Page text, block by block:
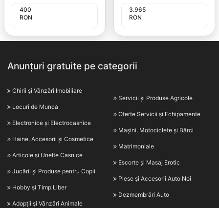
400
RON
3.965
RON
Anunțuri gratuite pe categorii
Chirii și Vânzări Imobiliare
Locuri de Muncă
Electronice și Electrocasnice
Haine, Accesorii și Cosmetice
Articole și Unelte Casnice
Jucării și Produse pentru Copii
Hobby și Timp Liber
Adopții și Vânzări Animale
Servicii și Produse Agricole
Oferte Servicii și Echipamente
Mașini, Motociclete și Bărci
Matrimoniale
Escorte și Masaj Erotic
Piese și Accesorii Auto Noi
Dezmembrări Auto